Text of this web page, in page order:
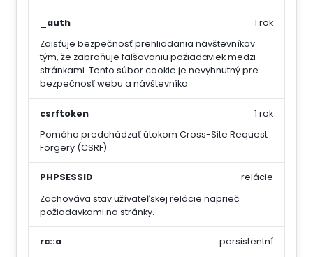
_auth
Zaisťuje bezpečnosť prehliadania návštevníkov
tým, že zabraňuje falšovaniu požiadaviek medzi
stránkami. Tento súbor cookie je nevyhnutný pre
bezpečnosť webu a návštevníka.
1 rok
csrftoken
Pomáha predchádzať útokom Cross-Site Request
Forgery (CSRF).
1 rok
PHPSESSID
Zachováva stav užívateľskej relácie naprieč
požiadavkami na stránky.
relácie
rc::a
persistentní